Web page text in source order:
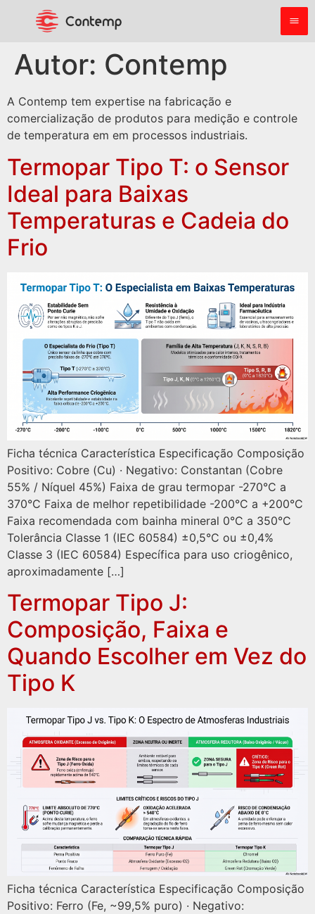
Autor: Contemp
A Contemp tem expertise na fabricação e
comercialização de produtos para medição e controle
de temperatura em em processos industriais.
Termopar Tipo T: o Sensor
Ideal para Baixas
Temperaturas e Cadeia do
Frio
Ficha técnica Característica Especificação Composição
Positivo: Cobre (Cu) · Negativo: Constantan (Cobre
55% / Níquel 45%) Faixa de grau termopar -270°C a
370°C Faixa de melhor repetibilidade -200°C a +200°C
Faixa recomendada com bainha mineral 0°C a 350°C
Tolerância Classe 1 (IEC 60584) ±0,5°C ou ±0,4%
Classe 3 (IEC 60584) Específica para uso criogênico,
aproximadamente […]
Termopar Tipo J:
Composição, Faixa e
Quando Escolher em Vez do
Tipo K
Ficha técnica Característica Especificação Composição
Positivo: Ferro (Fe, ~99,5% puro) · Negativo: